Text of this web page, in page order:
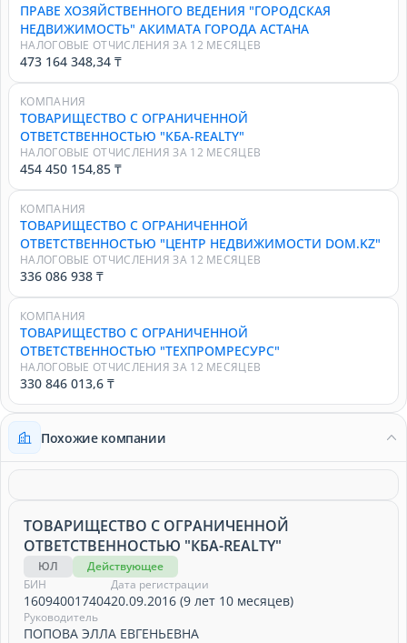
ПРАВЕ ХОЗЯЙСТВЕННОГО ВЕДЕНИЯ "ГОРОДСКАЯ
НЕДВИЖИМОСТЬ" АКИМАТА ГОРОДА АСТАНА
НАЛОГОВЫЕ ОТЧИСЛЕНИЯ ЗА 12 МЕСЯЦЕВ
473 164 348,34 ₸
КОМПАНИЯ
ТОВАРИЩЕСТВО С ОГРАНИЧЕННОЙ
ОТВЕТСТВЕННОСТЬЮ "КБА-REALTY"
НАЛОГОВЫЕ ОТЧИСЛЕНИЯ ЗА 12 МЕСЯЦЕВ
454 450 154,85 ₸
КОМПАНИЯ
ТОВАРИЩЕСТВО С ОГРАНИЧЕННОЙ
ОТВЕТСТВЕННОСТЬЮ "ЦЕНТР НЕДВИЖИМОСТИ DOM.KZ"
НАЛОГОВЫЕ ОТЧИСЛЕНИЯ ЗА 12 МЕСЯЦЕВ
336 086 938 ₸
КОМПАНИЯ
ТОВАРИЩЕСТВО С ОГРАНИЧЕННОЙ
ОТВЕТСТВЕННОСТЬЮ "ТЕХПРОМРЕСУРС"
НАЛОГОВЫЕ ОТЧИСЛЕНИЯ ЗА 12 МЕСЯЦЕВ
330 846 013,6 ₸
Похожие компании
ТОВАРИЩЕСТВО С ОГРАНИЧЕННОЙ
ОТВЕТСТВЕННОСТЬЮ "КБА-REALTY"
ЮЛ
Действующее
БИН
160940017404
Дата регистрации
20.09.2016 (9 лет 10 месяцев)
Руководитель
ПОПОВА ЭЛЛА ЕВГЕНЬЕВНА